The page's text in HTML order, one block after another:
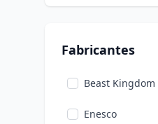
Neca
Fabricantes
Beast Kingdom
Enesco